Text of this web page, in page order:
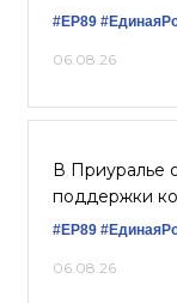
#ЕР89
06.08.26
В Приуралье
поддержки
#ЕР89
06.08.26